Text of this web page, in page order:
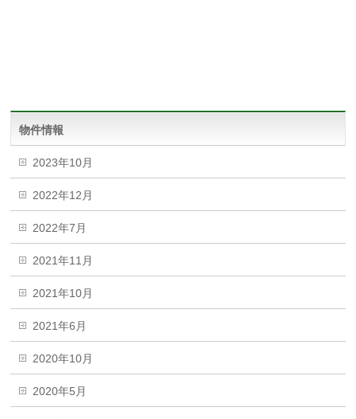
物件情報
2023年10月
2022年12月
2022年7月
2021年11月
2021年10月
2021年6月
2020年10月
2020年5月